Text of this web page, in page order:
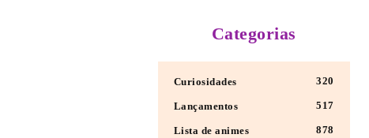
Categorias
Curiosidades 320
Lançamentos 517
Lista de animes 878